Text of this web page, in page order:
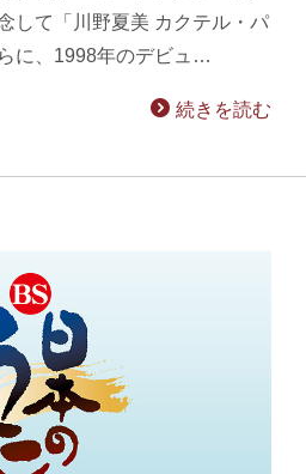
して「川野夏美 カクテル・パ
に、1998年のデビュ…
続きを読む